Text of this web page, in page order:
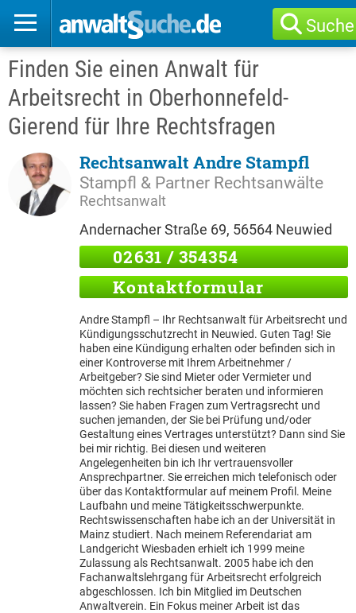
Suche
Finden Sie einen Anwalt für
Arbeitsrecht in Oberhonnefeld-
Gierend für Ihre Rechtsfragen
Rechtsanwalt Andre Stampfl
Stampfl & Partner Rechtsanwälte
Rechtsanwalt
Andernacher Straße 69, 56564 Neuwied
02631 / 354354
Kontaktformular
Andre Stampfl – Ihr Rechtsanwalt für Arbeitsrecht und
Kündigungsschutzrecht in Neuwied. Guten Tag! Sie
haben eine Kündigung erhalten oder befinden sich in
einer Kontroverse mit Ihrem Arbeitnehmer /
Arbeitgeber? Sie sind Mieter oder Vermieter und
möchten sich rechtsicher beraten und informieren
lassen? Sie haben Fragen zum Vertragsrecht und
suchen jemanden, der Sie bei Prüfung und/oder
Gestaltung eines Vertrages unterstützt? Dann sind Sie
bei mir richtig. Bei diesen und weiteren
Angelegenheiten bin ich Ihr vertrauensvoller
Ansprechpartner. Sie erreichen mich telefonisch oder
über das Kontaktformular auf meinem Profil. Meine
Laufbahn und meine Tätigkeitsschwerpunkte.
Rechtswissenschaften habe ich an der Universität in
Mainz studiert. Nach meinem Referendariat am
Landgericht Wiesbaden erhielt ich 1999 meine
Zulassung als Rechtsanwalt. 2005 habe ich den
Fachanwaltslehrgang für Arbeitsrecht erfolgreich
abgeschlossen. Ich bin Mitglied im Deutschen
Anwaltverein. Ein Fokus meiner Arbeit ist das